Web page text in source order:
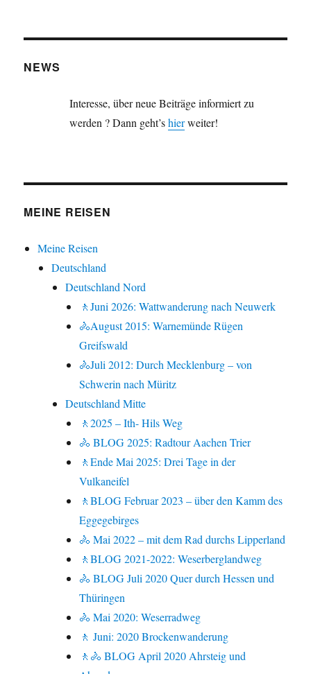
NEWS
Interesse, über neue Beiträge informiert zu
werden ? Dann geht’shierweiter!
MEINE REISEN
Meine Reisen
Deutschland
Deutschland Nord
🚶Juni 2026: Wattwanderung nach Neuwerk
🚴August 2015: Warnemünde Rügen
Greifswald
🚴Juli 2012: Durch Mecklenburg – von
Schwerin nach Müritz
Deutschland Mitte
🚶2025 – Ith- Hils Weg
🚴 BLOG 2025: Radtour Aachen Trier
🚶Ende Mai 2025: Drei Tage in der
Vulkaneifel
🚶BLOG Februar 2023 – über den Kamm des
Eggegebirges
🚴 Mai 2022 – mit dem Rad durchs Lipperland
🚶BLOG 2021-2022: Weserberglandweg
🚴 BLOG Juli 2020 Quer durch Hessen und
Thüringen
🚴 Mai 2020: Weserradweg
🚶 Juni: 2020 Brockenwanderung
🚶🚴 BLOG April 2020 Ahrsteig und